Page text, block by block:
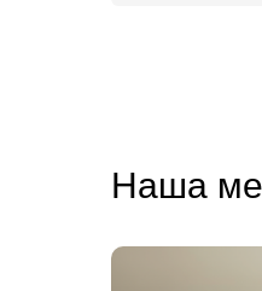
Наша